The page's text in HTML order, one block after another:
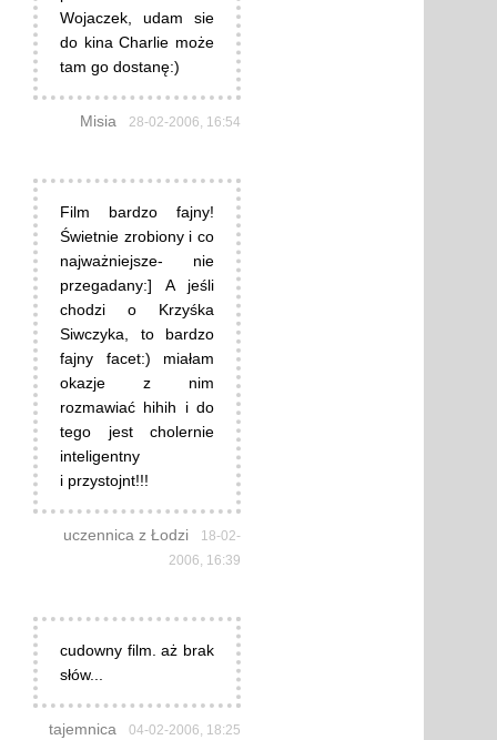
Wojaczek, udam sie
do kina Charlie może
tam go dostanę:)
Misia 28-02-2006, 16:54
Film bardzo fajny!
Świetnie zrobiony i co
najważniejsze- nie
przegadany:] A jeśli
chodzi o Krzyśka
Siwczyka, to bardzo
fajny facet:) miałam
okazje z nim
rozmawiać hihih i do
tego jest cholernie
inteligentny
i przystojnt!!!
uczennica z Łodzi
18-02-
2006, 16:39
cudowny film. aż brak
słów...
tajemnica 04-02-2006, 18:25